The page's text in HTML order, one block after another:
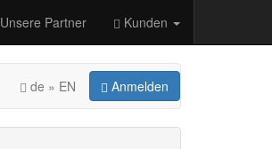
Unsere Partner Kunden
Anmelden
de » EN